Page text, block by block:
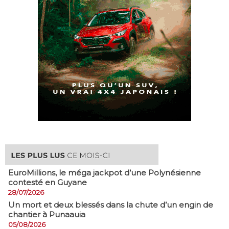
EuroMillions, ​le méga jackpot d’une Polynésienne
contesté en Guyane
28/07/2026
​Un mort et deux blessés dans la chute d’un engin de
chantier à Punaauia
05/08/2026